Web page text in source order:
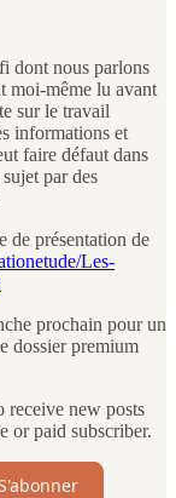
dont nous parlons
moi-même lu avant
sur le travail
informations et
faire défaut dans
par des
de présentation de
Les-
prochain pour un
dossier premium
receive new posts
or paid subscriber.